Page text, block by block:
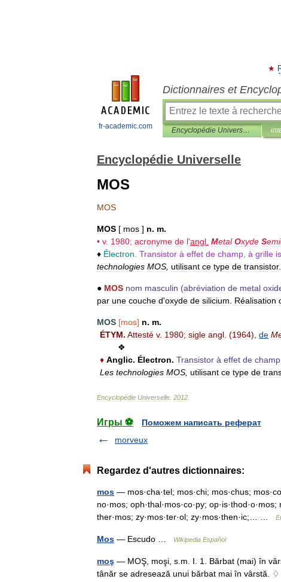
fr-academic.com
Dictionnaires et
Encyclopédie Universelle
Encyclopédie Universelle
MOS
MOS
MOS [ mos ] n. m.
• v. 1980; acronyme de l'angl Metal Oxyde S
♦ Électron Transistor à effet de champ à grille
technologies MOS utilisant ce type de transistor.
● MOS nom masculin (abréviation de metal
par une couche d'oxyde de silicium Réalisation
MOS [mos] n. m.
ÉTYM. Attesté v. 1980; sigle angl . (1964), de
❖
♦ Anglic. Électron. Transistor à effet de champ
Les technologies MOS utilisant ce type de
Encyclopédie Universelle 2012
Игры ⚽
Поможем написать реферат
morveux
Regardez d'autres dictionnaires:
mos — mos·cha·tel; mos·chi; mos·chus;
no·mos; oph·thal·mos·co·py;
ther·mos; zy·mos·ter·ol; zy·mos·then·ic;… …
Mos — Escudo … Wikipedia Español
moş — MOŞ, moşi, s.m. I. 1. Bărbat (mai) în
tânăr se adresează unui bărbat mai în vârstă.